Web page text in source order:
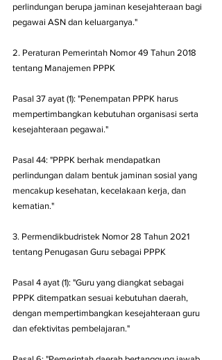
perlindungan berupa jaminan kesejahteraan bagi
pegawai ASN dan keluarganya."
2. Peraturan Pemerintah Nomor 49 Tahun 2018
tentang Manajemen PPPK
Pasal 37 ayat (1): "Penempatan PPPK harus
mempertimbangkan kebutuhan organisasi serta
kesejahteraan pegawai."
Pasal 44: "PPPK berhak mendapatkan
perlindungan dalam bentuk jaminan sosial yang
mencakup kesehatan, kecelakaan kerja, dan
kematian."
3. Permendikbudristek Nomor 28 Tahun 2021
tentang Penugasan Guru sebagai PPPK
Pasal 4 ayat (1): "Guru yang diangkat sebagai
PPPK ditempatkan sesuai kebutuhan daerah,
dengan mempertimbangkan kesejahteraan guru
dan efektivitas pembelajaran."